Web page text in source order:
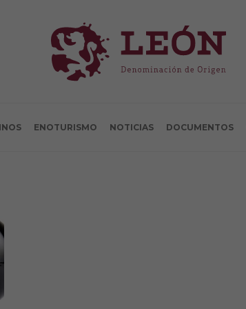
ENOTURISMO NOTICIAS DOCUMENTOS